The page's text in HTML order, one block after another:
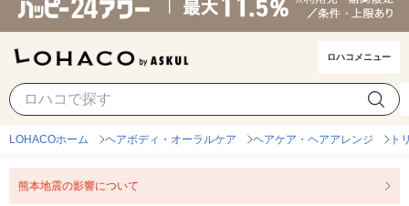
ロハコメニュー
LOHACOホーム ヘアボディ・オーラルケア ヘアケア・ヘアアレンジ ト
熊本地震の影響について